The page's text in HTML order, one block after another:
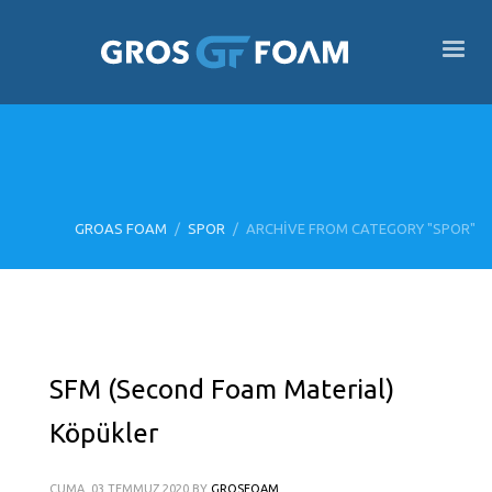
GROAS FOAM SPOR ARCHIVE FROM CATEGORY "SPOR"
SFM (Second Foam Material)
Köpükler
CUMA, 03 TEMMUZ 2020 BY GROSFOAM